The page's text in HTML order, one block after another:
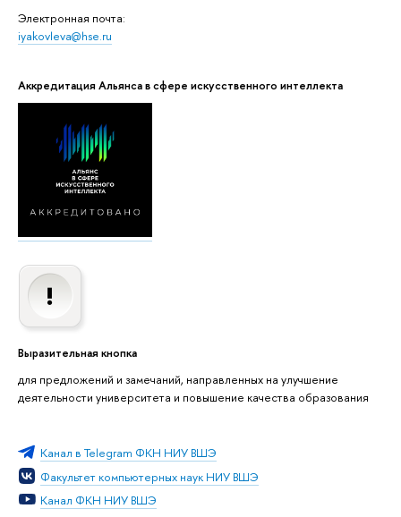
Электронная почта:
iyakovleva@hse.ru
Аккредитация Альянса в сфере искусственного интеллекта
Выразительная кнопка
для предложений и замечаний, направленных на улучшение
деятельности университета и повышение качества образования
Канал в Telegram ФКН НИУ ВШЭ
Факультет компьютерных наук НИУ ВШЭ
Канал ФКН НИУ ВШЭ